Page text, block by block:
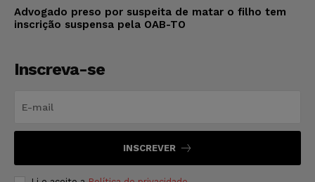
Advogado preso por suspeita de matar o filho tem
inscrição suspensa pela OAB-TO
Inscreva-se
INSCREVER